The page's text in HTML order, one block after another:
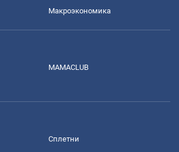
Mакроэкономика
MAMACLUB
Сплетни